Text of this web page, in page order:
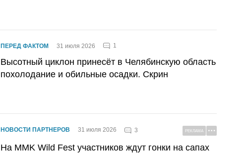
ПЕРЕД ФАКТОМ 31 июля 2026 1
Высотный циклон принесёт в Челябинскую область
похолодание и обильные осадки. Скрин
НОВОСТИ ПАРТНЕРОВ 31 июля 2026 3 РЕКЛАМА
На MMK Wild Fest участников ждут гонки на сапах